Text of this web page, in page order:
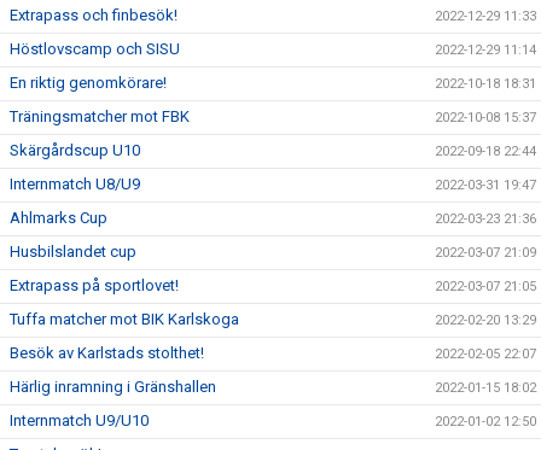
Extrapass och finbesök! 2022-12-29 11:33
Höstlovscamp och SISU 2022-12-29 11:14
En riktig genomkörare! 2022-10-18 18:31
Träningsmatcher mot FBK 2022-10-08 15:37
Skärgårdscup U10 2022-09-18 22:44
Internmatch U8/U9 2022-03-31 19:47
Ahlmarks Cup 2022-03-23 21:36
Husbilslandet cup 2022-03-07 21:09
Extrapass på sportlovet! 2022-03-07 21:05
Tuffa matcher mot BIK Karlskoga 2022-02-20 13:29
Besök av Karlstads stolthet! 2022-02-05 22:07
Härlig inramning i Gränshallen 2022-01-15 18:02
Internmatch U9/U10 2022-01-02 12:50